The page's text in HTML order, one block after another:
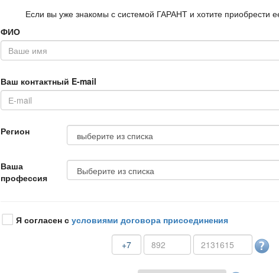
Если вы уже знакомы с системой ГАРАНТ и хотите приобрести
ФИО
аш контактный E-mail
Регион
аша
профессия
Я согласен с условиями договора присоединения
+7